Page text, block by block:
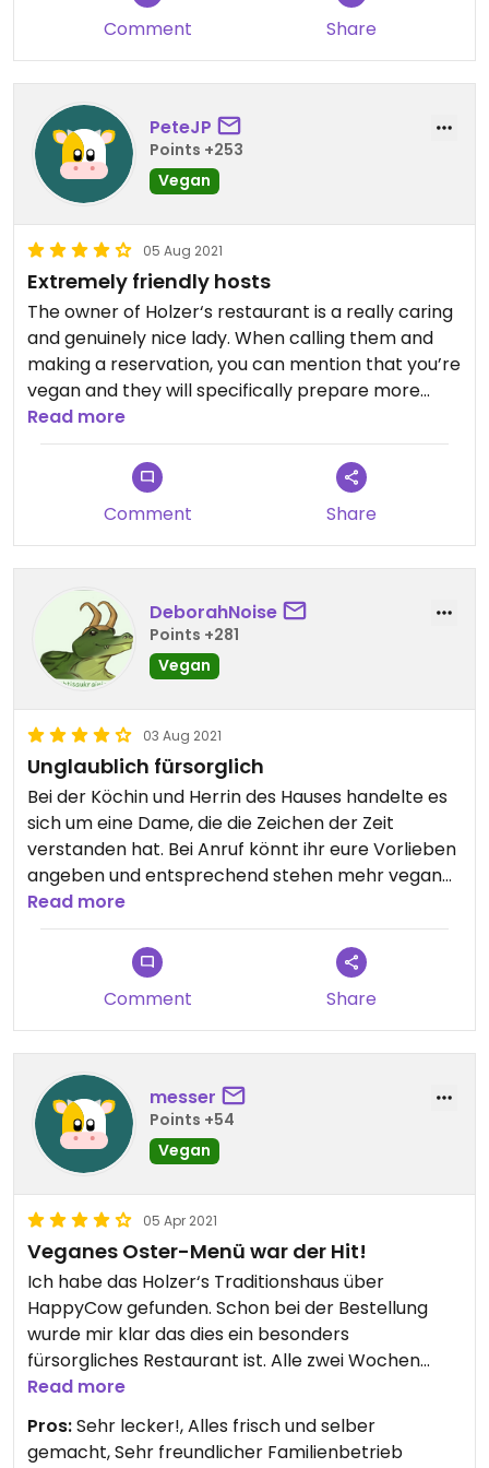
Comment Share
PeteJP
Points +253
Vegan
05 Aug 2021
Extremely friendly hosts
The owner of Holzer‘s restaurant is a really caring
and genuinely nice lady. When calling them and
making a reservation, you can mention that you’re
vegan and they will specifically prepare more
options for you (also if you have allergies etc.).
They use different pans for preparing the vegan
options and everything is made from scratch
freshly every day, including herbs and spices from
their own garden! They offer traditional German
dishes in a veganized version and I can definitely
recommend coming here!
Read more
Comment Share
DeborahNoise
Points +281
Vegan
03 Aug 2021
Unglaublich fürsorglich
Bei der Köchin und Herrin des Hauses handelte es
sich um eine Dame, die die Zeichen der Zeit
verstanden hat. Bei Anruf könnt ihr eure Vorlieben
angeben und entsprechend stehen mehr vegane
Gerichte beim Besuch zur Verfügung.
Es wird immer frisch gekocht mit frischen Zutaten,
unter anderem Kräutern aus dem heimischen
Garten. Diese Fürsorglichkeit und Liebe zur
Gastwirtschaft schmeckt man!
Read more
Comment Share
messer
Points +54
Vegan
05 Apr 2021
Veganes Oster-Menü war der Hit!
Ich habe das Holzer‘s Traditionshaus über
HappyCow gefunden. Schon bei der Bestellung
wurde mir klar das dies ein besonders
fürsorgliches Restaurant ist. Alle zwei Wochen
ändert sich die kleine Karte, damit frische
Gerichte auf den Tisch kommen. Alle Gerichte
werden frisch in der Küche hergestellt ohne
Read more
Pros:Sehr lecker!, Alles frisch und selber
gemacht, Sehr freundlicher Familienbetrieb